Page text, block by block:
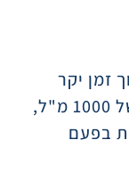
זמן יקר
ולתכנן מראש. לקנקן יש קיבולת של 1000 מ"ל,
בפעם